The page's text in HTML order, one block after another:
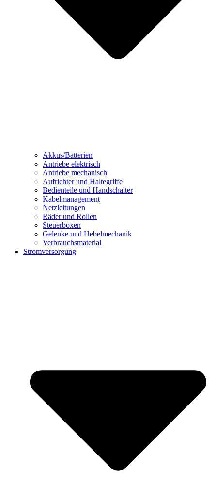
Akkus/Batterien
Antriebe elektrisch
Antriebe mechanisch
Aufrichter und Haltegriffe
Bedienteile und Handschalter
Kabelmanagement
Netzleitungen
Räder und Rollen
Steuerboxen
Gelenke und Hebelmechanik
Verbrauchsmaterial
Stromversorgung